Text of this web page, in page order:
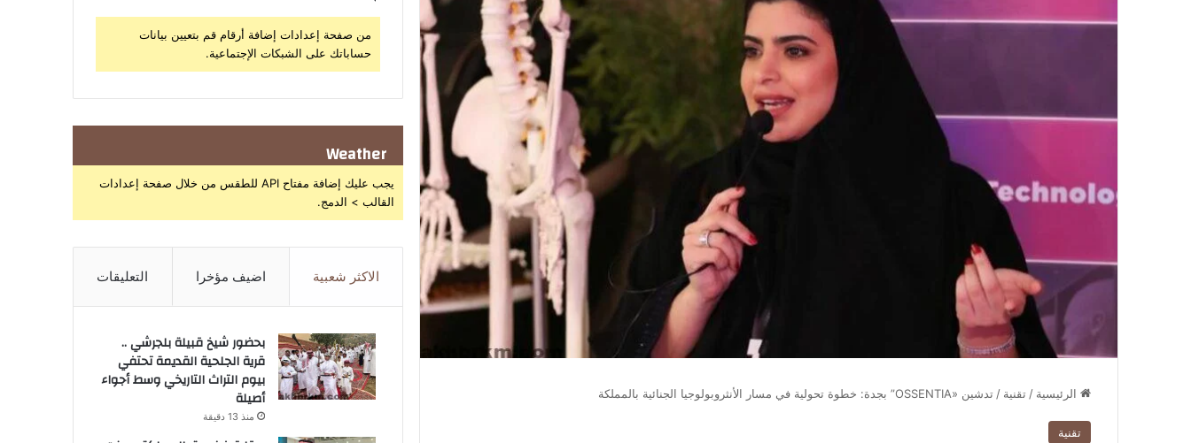
الرئيسية / تقنية / تدشين «OSSENTIA” بجدة: خطوة تحولية في مسار الأنثروبولوجيا الجنائية بالمملكة
تقنية
من صفحة إعدادات إضافة أرقام قم بتعيين بيانات
حساباتك على الشبكات الإجتماعية.
Weather
يجب عليك إضافة مفتاح API للطقس من خلال صفحة إعدادات
القالب > الدمج.
الاكثر شعبية اضيف مؤخرا التعليقات
بحضور شيخ قبيلة بلجرشي ..
قرية الجلحية القديمة تحتفي
بيوم التراث التاريخي وسط أجواء
أصيلة
منذ 13 دقيقة